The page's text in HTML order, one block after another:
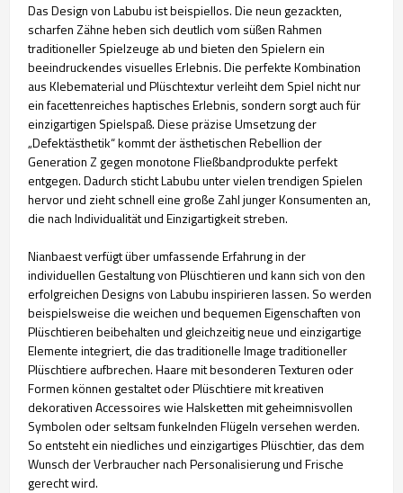
Das Design von Labubu ist beispiellos. Die neun gezackten,
scharfen Zähne heben sich deutlich vom süßen Rahmen
traditioneller Spielzeuge ab und bieten den Spielern ein
beeindruckendes visuelles Erlebnis. Die perfekte Kombination
aus Klebematerial und Plüschtextur verleiht dem Spiel nicht nur
ein facettenreiches haptisches Erlebnis, sondern sorgt auch für
einzigartigen Spielspaß. Diese präzise Umsetzung der
„Defektästhetik“ kommt der ästhetischen Rebellion der
Generation Z gegen monotone Fließbandprodukte perfekt
entgegen. Dadurch sticht Labubu unter vielen trendigen Spielen
hervor und zieht schnell eine große Zahl junger Konsumenten an,
die nach Individualität und Einzigartigkeit streben.
Nianbaest verfügt über umfassende Erfahrung in der
individuellen Gestaltung von Plüschtieren und kann sich von den
erfolgreichen Designs von Labubu inspirieren lassen. So werden
beispielsweise die weichen und bequemen Eigenschaften von
Plüschtieren beibehalten und gleichzeitig neue und einzigartige
Elemente integriert, die das traditionelle Image traditioneller
Plüschtiere aufbrechen. Haare mit besonderen Texturen oder
Formen können gestaltet oder Plüschtiere mit kreativen
dekorativen Accessoires wie Halsketten mit geheimnisvollen
Symbolen oder seltsam funkelnden Flügeln versehen werden.
So entsteht ein niedliches und einzigartiges Plüschtier, das dem
Wunsch der Verbraucher nach Personalisierung und Frische
gerecht wird.